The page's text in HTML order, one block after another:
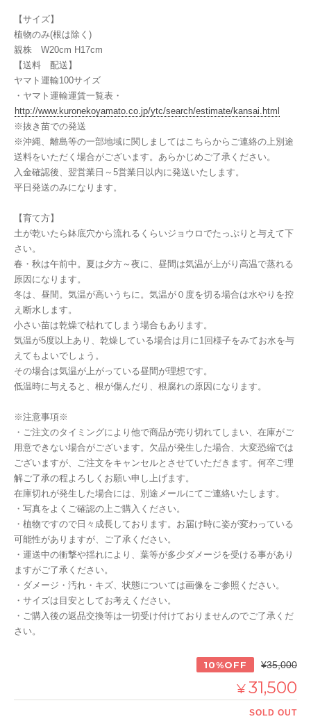
【サイズ】
植物のみ(根は除く)
親株 W20cm H17cm
【送料 配送】
ヤマト運輸100サイズ
・ヤマト運輸運賃一覧表・
http://www.kuronekoyamato.co.jp/ytc/search/estimate/kansai.html
※抜き苗での発送
※沖縄、離島等の一部地域に関しましてはこちらからご連絡の上別途
送料をいただく場合がございます。あらかじめご了承ください。
入金確認後、翌営業日～5営業日以内に発送いたします。
平日発送のみになります。
【育て方】
土が乾いたら鉢底穴から流れるくらいジョウロでたっぷりと与えて下
さい。
春・秋は午前中。夏は夕方～夜に、昼間は気温が上がり高温で蒸れる
原因になります。
冬は、昼間。気温が高いうちに。気温が０度を切る場合は水やりを控
え断水します。
小さい苗は乾燥で枯れてしまう場合もあります。
気温が5度以上あり、乾燥している場合は月に1回様子をみてお水を与
えてもよいでしょう。
その場合は気温が上がっている昼間が理想です。
低温時に与えると、根が傷んだり、根腐れの原因になります。
※注意事項※
・ご注文のタイミングにより他で商品が売り切れてしまい、在庫がご
用意できない場合がございます。欠品が発生した場合、大変恐縮では
ございますが、ご注文をキャンセルとさせていただきます。何卒ご理
解ご了承の程よろしくお願い申し上げます。
在庫切れが発生した場合には、別途メールにてご連絡いたします。
・写真をよくご確認の上ご購入ください。
・植物ですので日々成長しております。お届け時に姿が変わっている
可能性がありますが、ご了承ください。
・運送中の衝撃や揺れにより、葉等が多少ダメージを受ける事があり
ますがご了承ください。
・ダメージ・汚れ・キズ、状態については画像をご参照ください。
・サイズは目安としてお考えください。
・ご購入後の返品交換等は一切受け付けておりませんのでご了承くだ
さい。
10%OFF ¥35,000
¥31,500
SOLD OUT